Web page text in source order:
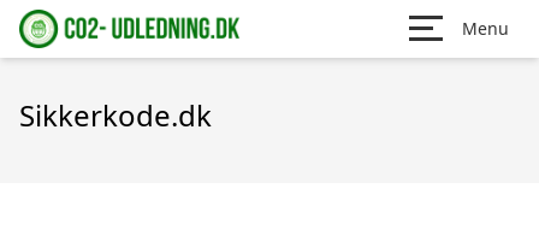
Menu
Sikkerkode.dk